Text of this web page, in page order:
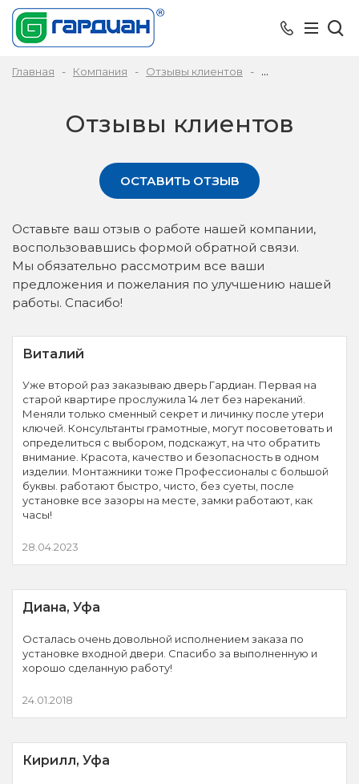
Главная Компания Отзывы клиентов Отзывы клиентов
Отзывы клиентов
ОСТАВИТЬ ОТЗЫВ
Оставьте ваш отзыв о работе нашей компании,
воспользовавшись формой обратной связи.
Мы обязательно рассмотрим все ваши
предложения и пожелания по улучшению нашей
работы. Спасибо!
Виталий
Уже второй раз заказываю дверь Гардиан. Первая на
старой квартире прослужила 14 лет без нареканий.
Меняли только сменный секрет и личинку после утери
ключей. Консультанты грамотные, могут посоветовать и
определиться с выбором, подскажут, на что обратить
внимание. Красота, качество и безопасность в одном
изделии. Монтажники тоже Профессионалы с большой
буквы. работают быстро, чисто, без суеты, после
установке все зазоры на месте, замки работают, как
часы!
28.04.2023
Диана, Уфа
Осталась очень довольной исполнением заказа по
установке входной двери. Спасибо за выполненную и
хорошо сделанную работу!
24.01.2018
Кирилл, Уфа